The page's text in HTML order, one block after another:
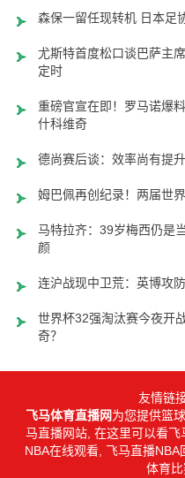
森保一留任现转机 日本足
尤斯特首度松口谈巴萨主
定时
重磅官宣在即！罗马诺爆
什科维奇
德尚赛后谈：效率尚有提
姆巴佩再创纪录！两届世
马特拉齐：39岁梅西仍是
颜
连沪战现中卫荒：英博攻
世界杯32强淘汰赛今夜开
奇？
友情链
飞马体育直播网为您提供篮
马直播网站, 在这里可以看
NBA在线观看, 飞马直播
体育